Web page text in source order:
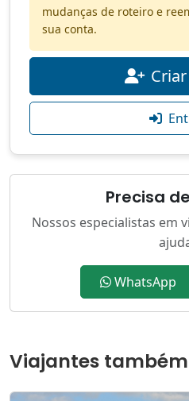
mudanças de roteiro e
sua conta.
Precisa
Nossos especialistas em
WhatsApp
Viajantes